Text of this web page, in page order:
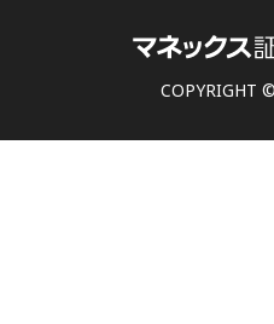
COPYRIGHT